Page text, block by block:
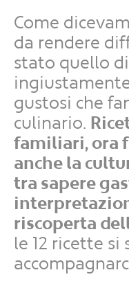
Come
da rendere
stato quello
gustosi che
culinario.
familiari, ora
anche la
tra sapere
riscoperta
le 12 ricette